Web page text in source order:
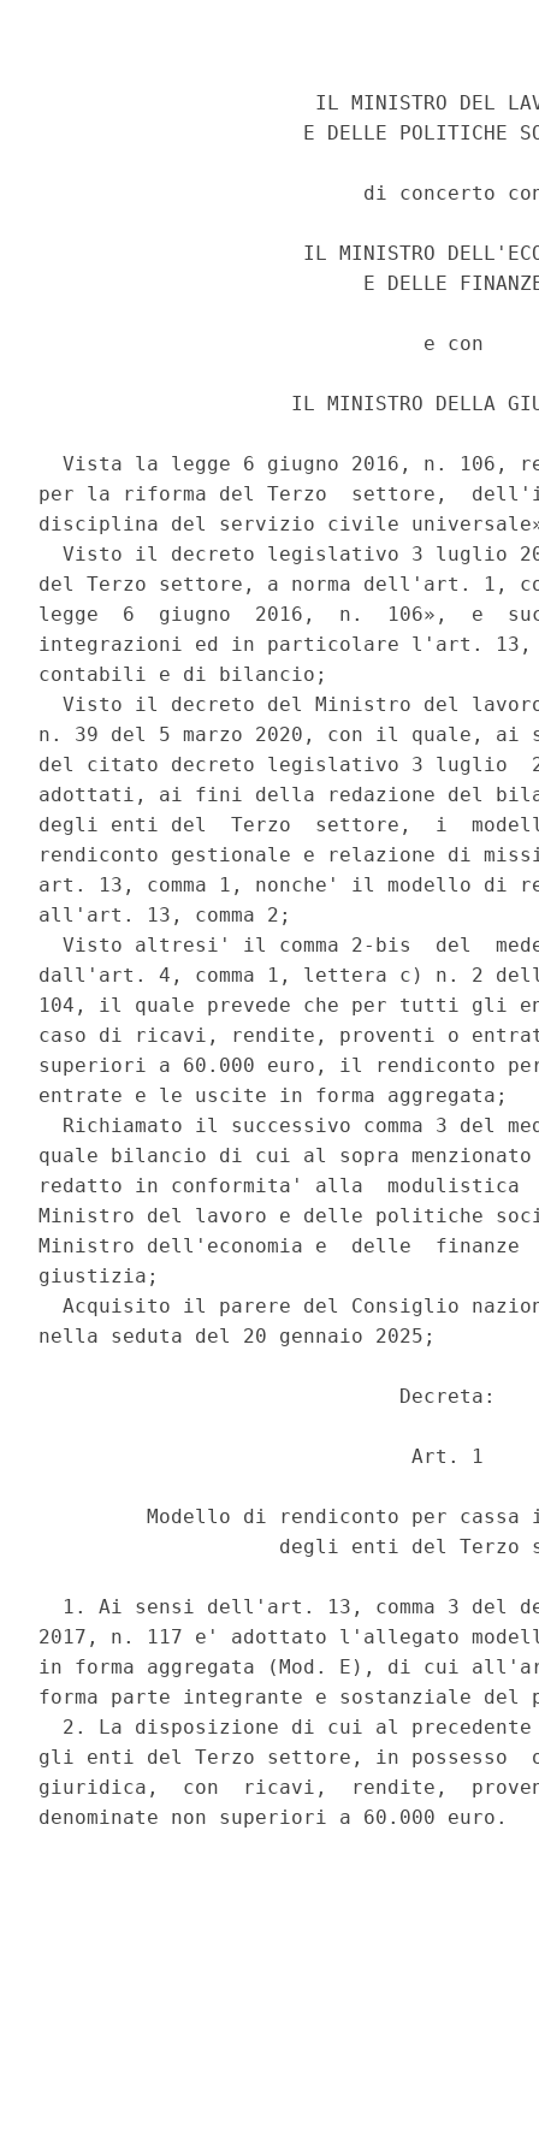
IL MINISTRO DEL
E DELLE POLITICHE
di concerto
IL MINISTRO
E DELLE
                                e con
IL MINISTRO DELLA
Vista la legge 6 giugno 2016, n. 106,
per la riforma del Terzo  settore,
disciplina del servizio civile
Visto il decreto legislativo 3 luglio
del Terzo settore, a norma dell'art. 1,
legge  6  giugno  2016,  n.  106»,  e
integrazioni ed in particolare l'art.
contabili e di bilancio;
Visto il decreto del Ministro del
n. 39 del 5 marzo 2020, con il quale, ai
del citato decreto legislativo 3 luglio
adottati, ai fini della redazione del
degli enti del  Terzo  settore,  i
rendiconto gestionale e relazione di
art. 13, comma 1, nonche' il modello di
all'art. 13, comma 2;
Visto altresi' il comma 2-bis  del
dall'art. 4, comma 1, lettera c) n. 2
104, il quale prevede che per tutti gli
caso di ricavi, rendite, proventi o entrate
superiori a 60.000 euro, il rendiconto
entrate e le uscite in forma aggregata;
Richiamato il successivo comma 3 del
quale bilancio di cui al sopra menzionato
redatto in conformita' alla
Ministro del lavoro e delle politiche
Ministro dell'economia e  delle
giustizia;
Acquisito il parere del Consiglio
nella seduta del 20 gennaio 2025;
                              Decreta:
                               Art. 1
Modello di rendiconto per cassa
degli enti del Terzo
1. Ai sensi dell'art. 13, comma 3 del
2017, n. 117 e' adottato l'allegato
in forma aggregata (Mod. E), di cui
forma parte integrante e sostanziale del
2. La disposizione di cui al
gli enti del Terzo settore, in possesso
giuridica,  con  ricavi,  rendite,